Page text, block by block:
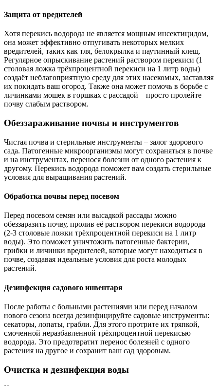
Защита от вредителей
Хотя перекись водорода не является мощным инсектицидом,
она может эффективно отпугивать некоторых мелких
вредителей, таких как тля, белокрылка и паутинный клещ.
Регулярное опрыскивание растений раствором перекиси (1
столовая ложка трёхпроцентной перекиси на 1 литр воды)
создаёт неблагоприятную среду для этих насекомых, заставляя
их покидать ваш огород. Также она может помочь в борьбе с
личинками мошек в горшках с рассадой – просто пролейте
почву слабым раствором.
Обеззараживание почвы и инструментов
Чистая почва и стерильные инструменты – залог здорового
сада. Патогенные микроорганизмы могут сохраняться в почве
и на инструментах, перенося болезни от одного растения к
другому. Перекись водорода поможет вам создать стерильные
условия для выращивания растений.
Обработка почвы перед посевом
Перед посевом семян или высадкой рассады можно
обеззаразить почву, пролив её раствором перекиси водорода
(2-3 столовые ложки трёхпроцентной перекиси на 1 литр
воды). Это поможет уничтожить патогенные бактерии,
грибки и личинки вредителей, которые могут находиться в
почве, создавая идеальные условия для роста молодых
растений.
Дезинфекция садового инвентаря
После работы с больными растениями или перед началом
нового сезона всегда дезинфицируйте садовые инструменты:
секаторы, лопаты, грабли. Для этого протрите их тряпкой,
смоченной неразбавленной трёхпроцентной перекисью
водорода. Это предотвратит перенос болезней с одного
растения на другое и сохранит ваш сад здоровым.
Очистка и дезинфекция воды